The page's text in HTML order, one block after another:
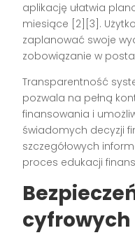
aplikację ułatwia
miesiące [2][3].
zaplanować swoje
zobowiązanie w
Transparentność
pozwala na pełną
finansowania i
świadomych decyzji
szczegółowych
proces edukacji
cyfrowych